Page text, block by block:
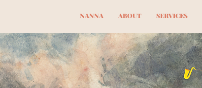
NANNA ABOUT SERVICES